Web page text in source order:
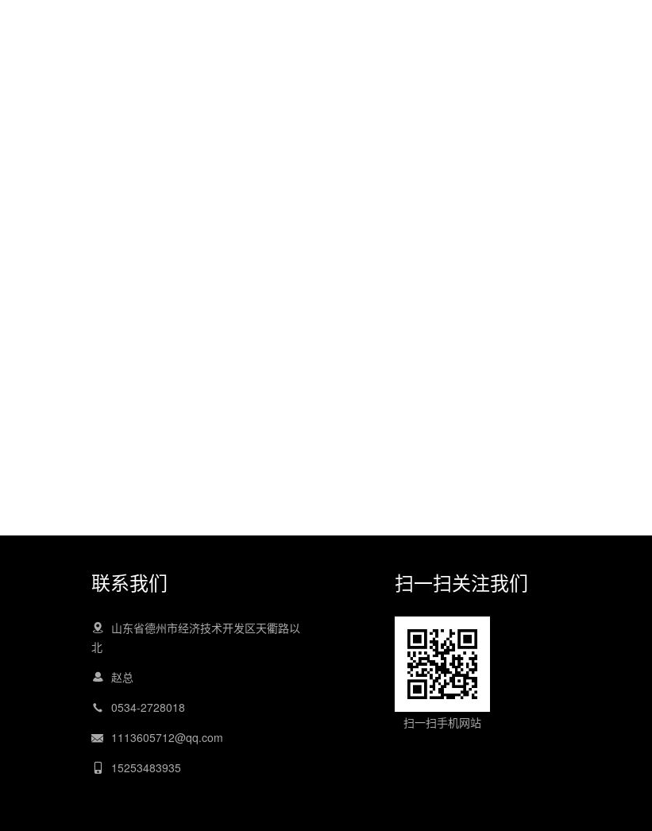
联系我们
山东省德州市经济技术开发区天衢路以
北
赵总
0534-2728018
1113605712@qq.com
15253483935
扫一扫关注我们
扫一扫手机网站